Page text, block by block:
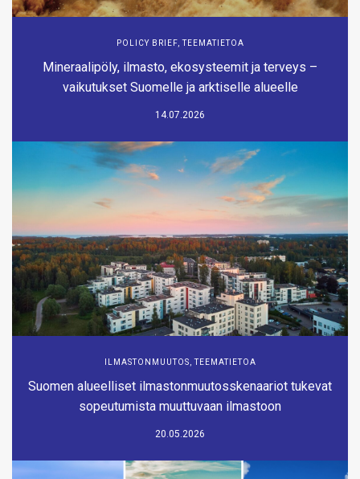
POLICY BRIEF,TEEMATIETOA
Mineraalipöly, ilmasto, ekosysteemit ja terveys –
vaikutukset Suomelle ja arktiselle alueelle
14.07.2026
ILMASTONMUUTOS ,TEEMATIETOA
Suomen alueelliset ilmastonmuutosskenaariot tukevat
sopeutumista muuttuvaan ilmastoon
20.05.2026